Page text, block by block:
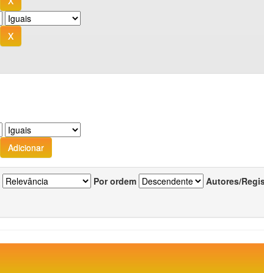
Por ordem Autores/